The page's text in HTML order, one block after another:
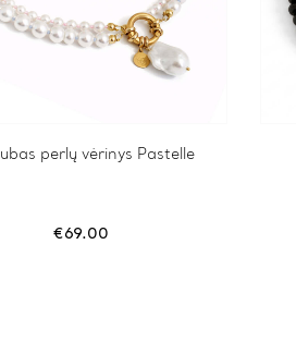
perlų vėrinys Pastelle
€69.00